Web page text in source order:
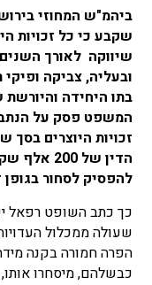
ביהמ"ש המחוזי
שקבע כי כל זכויות
שיווקה לאורך
ובעליה, צביקה
בתו היחידה
המשפט פסק על
הדין של
להפסיק לסחור
כך כתב השופט רפאל
שעולה ממכלול
הפרה חמורה בקנה
כבשלהם, מיסחרו אותו,